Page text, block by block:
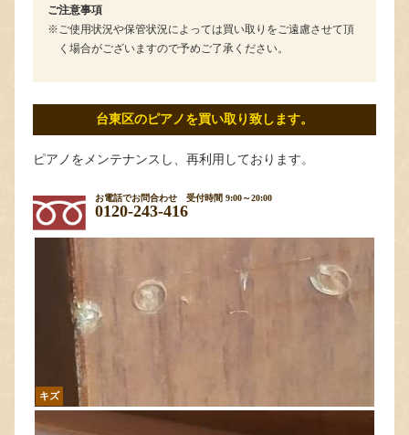
ご注意事項
ご使用状況や保管状況によっては買い取りをご遠慮させて頂
く場合がございますので予めご了承ください。
台東区のピアノを買い取り致します。
ピアノをメンテナンスし、再利用しております。
お電話でお問合わせ 受付時間 9:00～20:00
0120-243-416
キズ